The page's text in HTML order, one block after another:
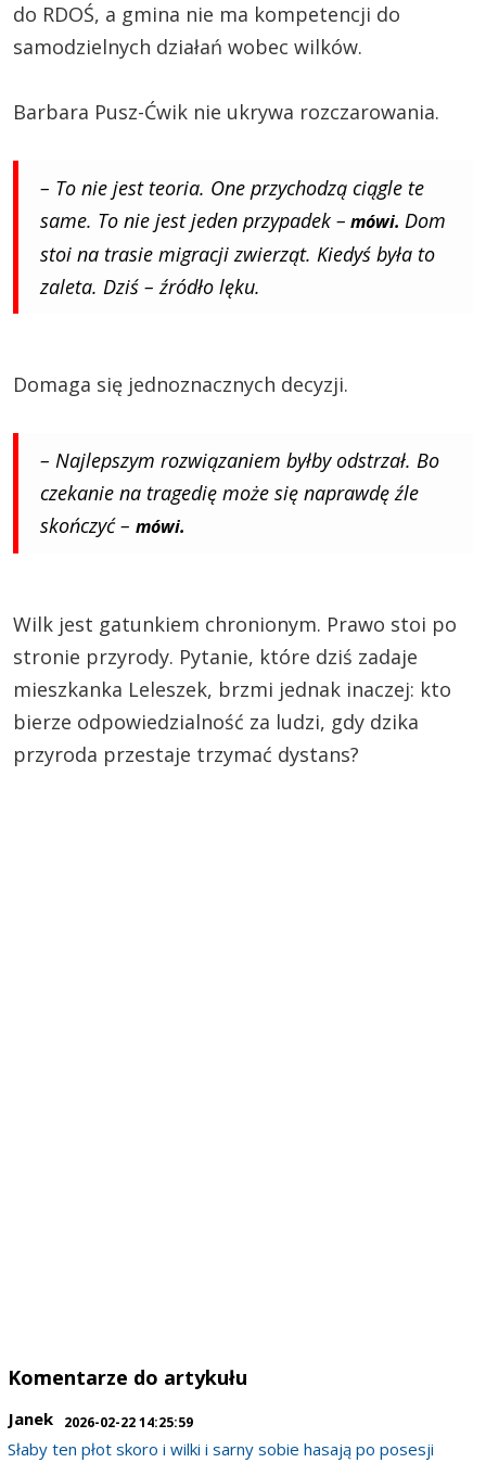
do RDOŚ, a gmina nie ma kompetencji do
samodzielnych działań wobec wilków.
Barbara Pusz-Ćwik nie ukrywa rozczarowania.
– To nie jest teoria. One przychodzą ciągle te
same. To nie jest jeden przypadek – mówi. Dom
stoi na trasie migracji zwierząt. Kiedyś była to
zaleta. Dziś – źródło lęku.
Domaga się jednoznacznych decyzji.
– Najlepszym rozwiązaniem byłby odstrzał. Bo
czekanie na tragedię może się naprawdę źle
skończyć – mówi.
Wilk jest gatunkiem chronionym. Prawo stoi po
stronie przyrody. Pytanie, które dziś zadaje
mieszkanka Leleszek, brzmi jednak inaczej: kto
bierze odpowiedzialność za ludzi, gdy dzika
przyroda przestaje trzymać dystans?
Komentarze do artykułu
Janek 2026-02-22 14:25:59
Słaby ten płot skoro i wilki i sarny sobie hasają po posesji